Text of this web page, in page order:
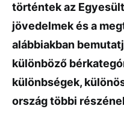
történtek az
jövedelmek és a
alábbiakban
különböző
különbségek,
ország többi